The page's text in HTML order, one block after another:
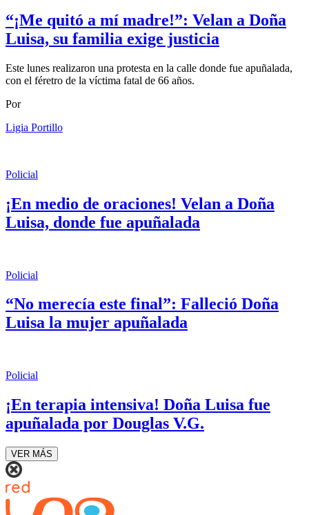
“¡Me quitó a mí madre!”: Velan a Doña
Luisa, su familia exige justicia
Este lunes realizaron una protesta en la calle donde fue apuñalada,
con el féretro de la víctima fatal de 66 años.
Por
Ligia Portillo
Policial
¡En medio de oraciones! Velan a Doña
Luisa, donde fue apuñalada
Policial
“No merecía este final”: Falleció Doña
Luisa la mujer apuñalada
Policial
¡En terapia intensiva! Doña Luisa fue
apuñalada por Douglas V.G.
VER MÁS